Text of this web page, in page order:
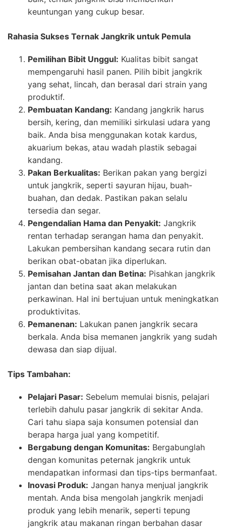
keuntungan yang cukup besar.
Rahasia Sukses Ternak Jangkrik untuk Pemula
Pemilihan Bibit Unggul: Kualitas bibit sangat
mempengaruhi hasil panen. Pilih bibit jangkrik
yang sehat, lincah, dan berasal dari strain yang
produktif.
Pembuatan Kandang: Kandang jangkrik harus
bersih, kering, dan memiliki sirkulasi udara yang
baik. Anda bisa menggunakan kotak kardus,
akuarium bekas, atau wadah plastik sebagai
kandang.
Pakan Berkualitas: Berikan pakan yang bergizi
untuk jangkrik, seperti sayuran hijau, buah-
buahan, dan dedak. Pastikan pakan selalu
tersedia dan segar.
Pengendalian Hama dan Penyakit: Jangkrik
rentan terhadap serangan hama dan penyakit.
Lakukan pembersihan kandang secara rutin dan
berikan obat-obatan jika diperlukan.
Pemisahan Jantan dan Betina: Pisahkan jangkrik
jantan dan betina saat akan melakukan
perkawinan. Hal ini bertujuan untuk meningkatkan
produktivitas.
Pemanenan: Lakukan panen jangkrik secara
berkala. Anda bisa memanen jangkrik yang sudah
dewasa dan siap dijual.
Tips Tambahan:
Pelajari Pasar: Sebelum memulai bisnis, pelajari
terlebih dahulu pasar jangkrik di sekitar Anda.
Cari tahu siapa saja konsumen potensial dan
berapa harga jual yang kompetitif.
Bergabung dengan Komunitas: Bergabunglah
dengan komunitas peternak jangkrik untuk
mendapatkan informasi dan tips-tips bermanfaat.
Inovasi Produk: Jangan hanya menjual jangkrik
mentah. Anda bisa mengolah jangkrik menjadi
produk yang lebih menarik, seperti tepung
jangkrik atau makanan ringan berbahan dasar